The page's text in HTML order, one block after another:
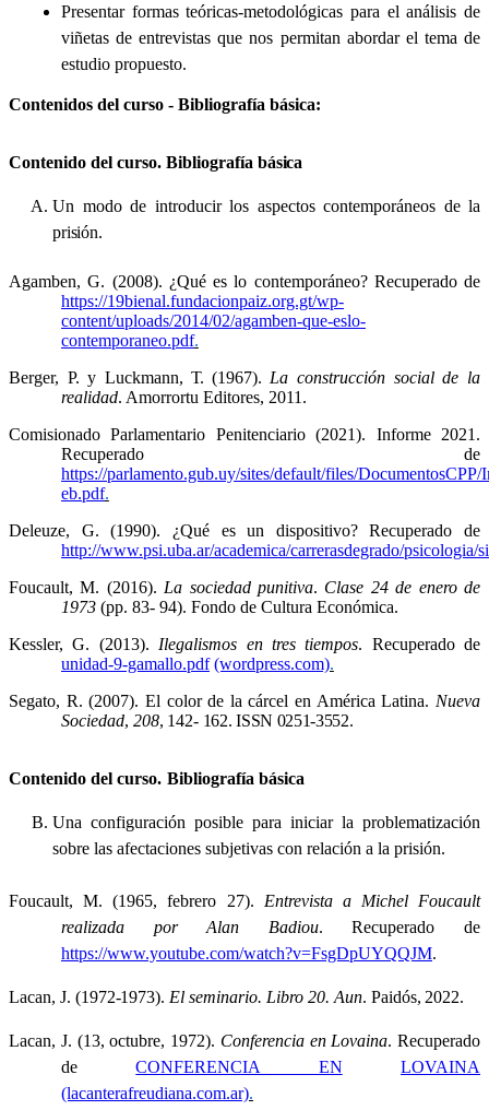
Presentar formas teóricas-metodológicas para el análisis de
viñetas de entrevistas que nos permitan abordar el tema de
estudio propuesto.
Contenidos del curso - Bibliografía básica:
Contenido del curso. Bibliografía básica
Un modo de introducir los aspectos contemporáneos de la
prisión.
Agamben, G. (2008). ¿Qué es lo contemporáneo? Recuperado de
https://19bienal.fundacionpaiz.org.gt/wp-
content/uploads/2014/02/agamben-que-eslo-
contemporaneo.pdf.
Berger, P. y Luckmann, T. (1967). La construcción social de la
realidad. Amorrortu Editores, 2011.
Comisionado Parlamentario Penitenciario (2021). Informe 2021.
Recuperado de
https://parlamento.gub.uy/sites/default/files/
eb.pdf.
Deleuze, G. (1990). ¿Qué es un dispositivo? Recuperado de
http://www.psi.uba.ar/academica/carrerasdegrado/psicologia/
Foucault, M. (2016). La sociedad punitiva. Clase 24 de enero de
1973 (pp. 83- 94). Fondo de Cultura Económica.
Kessler, G. (2013). Ilegalismos en tres tiempos. Recuperado de
unidad-9-gamallo.pdf (wordpress.com).
Segato, R. (2007). El color de la cárcel en América Latina. Nueva
Sociedad, 208, 142- 162. ISSN 0251-3552.
Contenido del curso.Bibliografíabásica
Una configuración posible para iniciar la problematización
sobre las afectaciones subjetivas con relación a la prisión.
Foucault, M. (1965, febrero 27). Entrevista a Michel Foucault
realizada por Alan Badiou. Recuperado de
https://www.youtube.com/watch?v=FsgDpUYQQJM.
Lacan, J. (1972-1973). El seminario. Libro 20. Aun.Paidós, 2022.
Lacan, J. (13, octubre, 1972). Conferencia en Lovaina. Recuperado
deCONFERENCIA EN
LOVAINA
(lacanterafreudiana.com.ar).